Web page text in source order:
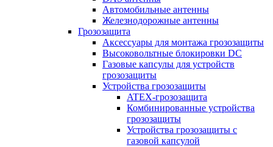
Автомобильные антенны
Железнодорожные антенны
Грозозащита
Аксессуары для монтажа грозозащиты
Высоковольтные блокировки DC
Газовые капсулы для устройств
грозозащиты
Устройства грозозащиты
ATEX-грозозащита
Комбинированные устройства
грозозащиты
Устройства грозозащиты с
газовой капсулой